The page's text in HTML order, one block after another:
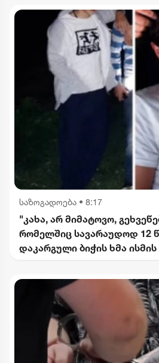
დევნა დაიწყო
საზოგადოება • 8:17
"კახა, არ მიმატოვო,
რომელშიც სავარაუდოდ 12
დაკარგული ბიჭის ხმა ისმის